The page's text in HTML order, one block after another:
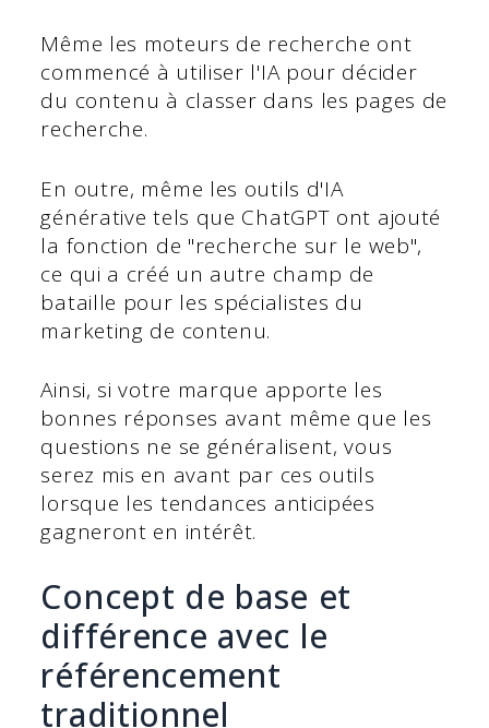
Même les moteurs de recherche ont
commencé à utiliser l'IA pour décider
du contenu à classer dans les pages de
recherche.
En outre, même les outils d'IA
générative tels que ChatGPT ont ajouté
la fonction de "recherche sur le web",
ce qui a créé un autre champ de
bataille pour les spécialistes du
marketing de contenu.
Ainsi, si votre marque apporte les
bonnes réponses avant même que les
questions ne se généralisent, vous
serez mis en avant par ces outils
lorsque les tendances anticipées
gagneront en intérêt.
Concept de base et
différence avec le
référencement
traditionnel